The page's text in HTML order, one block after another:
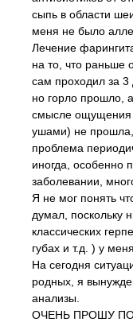
сыпь в области
меня не было
Лечение
на то, что раньше
сам проходил за 3
но горло прошло,
смысле ощущения
ушами) не
проблема
иногда, особенно
заболевании,
Я не мог понять
думал, поскольку
классических
губах и т.д. ) у
На сегодня
родных, я
анализы.
ОЧЕНЬ ПРОШУ